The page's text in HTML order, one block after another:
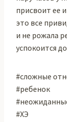
присвоит ее
это все
и не рожала
успокоится
#сложные
#ребенок
#ХЭ